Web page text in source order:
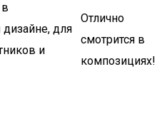
для
и
Отлично
смотрится в
композициях!